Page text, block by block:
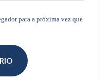
para a próxima vez que